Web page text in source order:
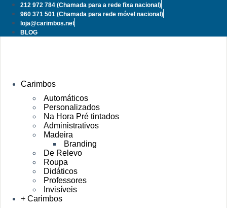
Pular
para
conteúdo
212 972 784 (Chamada para a rede fixa nacional)
960 371 501 (Chamada para rede móvel nacional)
loja@carimbos.net
BLOG
Carimbos
Automáticos
Personalizados
Na Hora Pré tintados
Administrativos
Madeira
Branding
De Relevo
Roupa
Didáticos
Professores
Invisíveis
+ Carimbos